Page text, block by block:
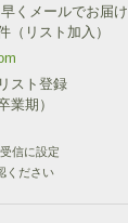
くメールでお届け
リスト加入）
スト登録
業期）
信に設定
ください